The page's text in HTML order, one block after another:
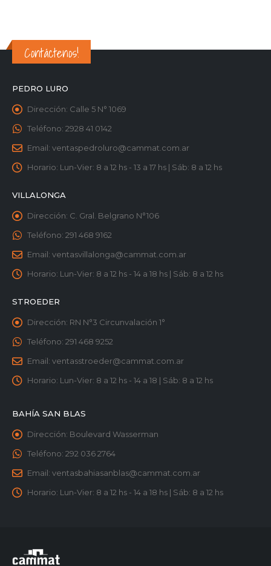
Contáctenos!
PEDRO LURO
Dirección: Calle 5 N° 1069
Teléfono: 2928 41 0142
Email: ventaspedroluro@cammat.com.ar
Horario: Lun-Vier: 8 a 12 hs - 13 a 17 hs | Sáb: 8 a 12 hs
VILLALONGA
Dirección: C. Gral. Belgrano N°106
Teléfono: 291 468 9162
Email: ventasvillalonga@cammat.com.ar
Horario: Lun-Vier: 8 a 12 hs - 14 a 18 hs | Sáb: 8 a 12 hs
STROEDER
Dirección: RN N°3 Circunvalación 1°
Teléfono: 291 468 9252
Email: ventasstroeder@cammat.com.ar
Horario: Lun-Vier: 8 a 12 hs - 14 a 18 | Sáb: 8 a 12 hs
BAHÍA SAN BLAS
Dirección: Boulevard Wasserman
Teléfono: 292 036 2764
Email: ventasbahiasanblas@cammat.com.ar
Horario: Lun-Vier: 8 a 12 hs - 14 a 18 hs | Sáb: 8 a 12 hs